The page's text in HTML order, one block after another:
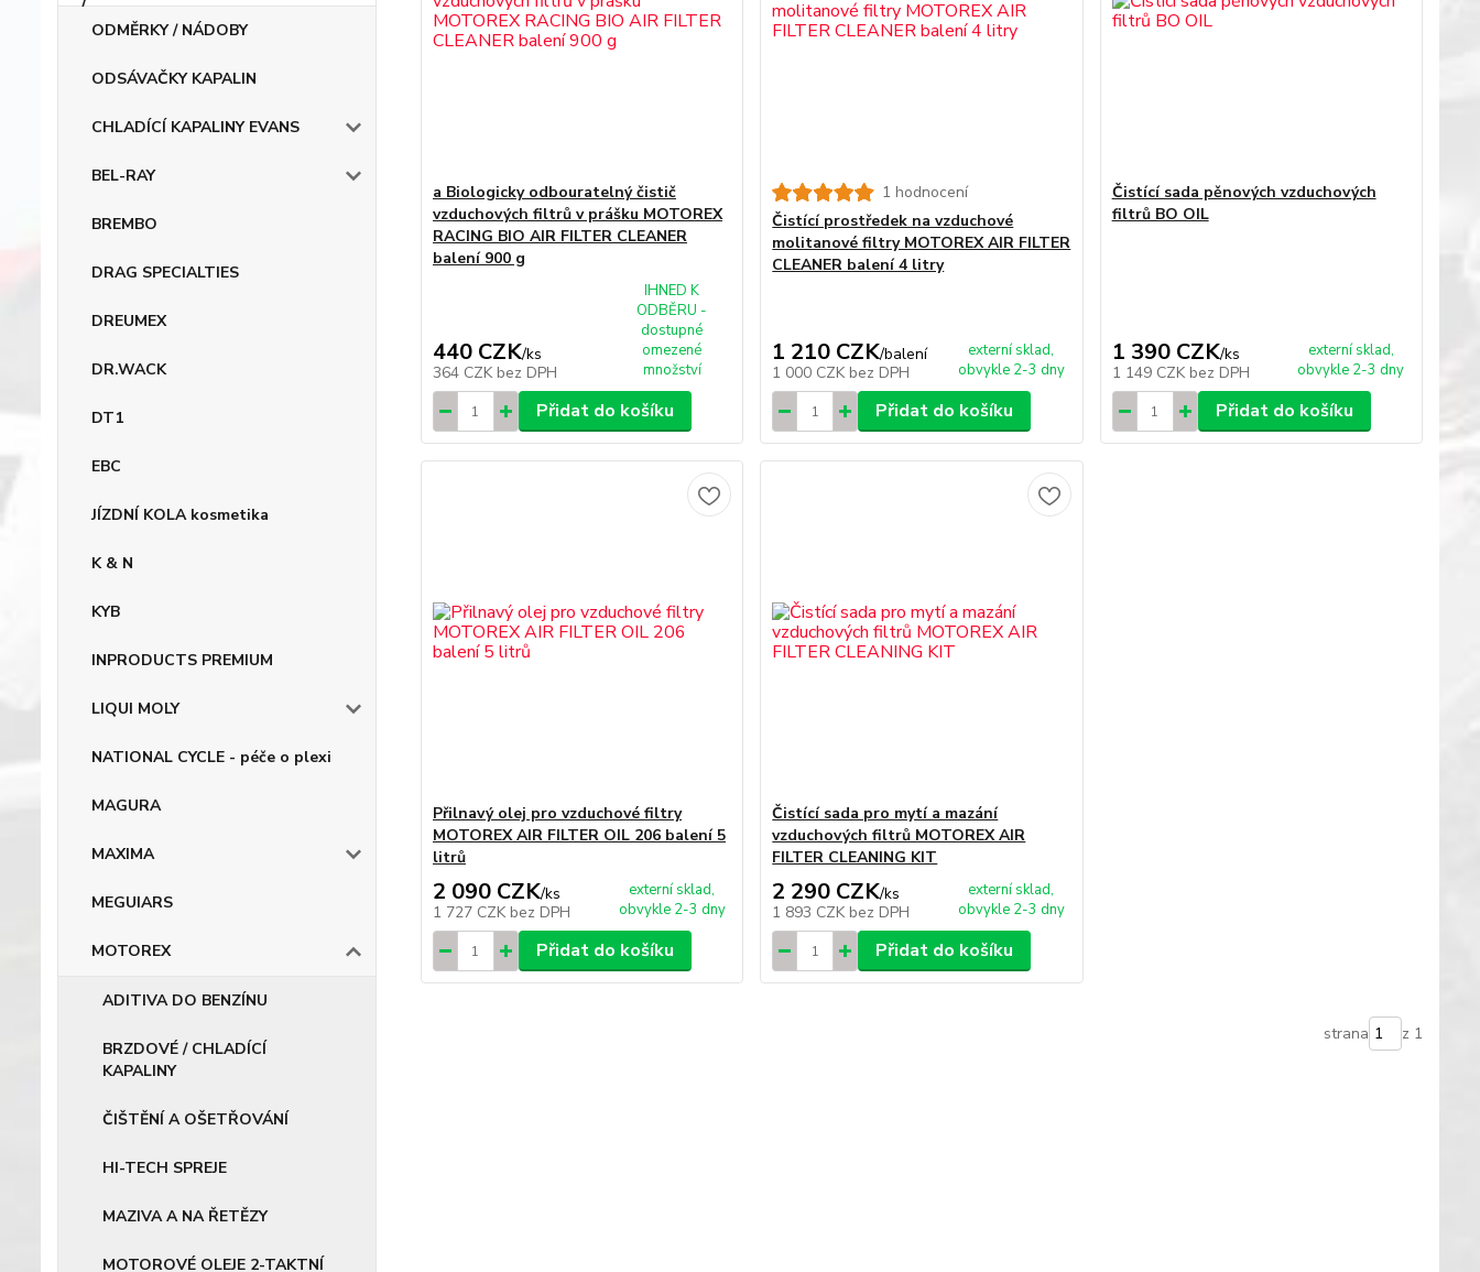
ODMĚRKY / NÁDOBY
ODSÁVAČKY KAPALIN
CHLADÍCÍ KAPALINY EVANS
BEL-RAY
BREMBO
DRAG SPECIALTIES
DREUMEX
DR.WACK
DT1
EBC
JÍZDNÍ KOLA kosmetika
K & N
KYB
INPRODUCTS PREMIUM
LIQUI MOLY
NATIONAL CYCLE - péče o plexi
MAGURA
MAXIMA
MEGUIARS
MOTOREX
ADITIVA DO BENZÍNU
BRZDOVÉ / CHLADÍCÍ
KAPALINY
ČIŠTĚNÍ A OŠETŘOVÁNÍ
HI-TECH SPREJE
MAZIVA A NA ŘETĚZY
MOTOROVÉ OLEJE 2-TAKTNÍ
a Biologicky odbouratelný čistič
vzduchových filtrů v prášku MOTOREX
RACING BIO AIR FILTER CLEANER
balení 900 g
440 CZK/ks
364 CZK bez DPH
IHNED K
ODBĚRU -
dostupné
omezené
množství
Přidat do košíku
1 hodnocení
Čistící prostředek na vzduchové
molitanové filtry MOTOREX AIR FILTER
CLEANER balení 4 litry
1 210 CZK/balení
1 000 CZK bez DPH
externí sklad,
obvykle 2-3 dny
Přidat do košíku
Čistící sada pěnových vzduchových
filtrů BO OIL
1 390 CZK/ks
1 149 CZK bez DPH
externí sklad,
obvykle 2-3 dny
Přidat do košíku
Přilnavý olej pro vzduchové filtry
MOTOREX AIR FILTER OIL 206 balení 5
litrů
2 090 CZK/ks
1 727 CZK bez DPH
externí sklad,
obvykle 2-3 dny
Přidat do košíku
Čistící sada pro mytí a mazání
vzduchových filtrů MOTOREX AIR
FILTER CLEANING KIT
2 290 CZK/ks
1 893 CZK bez DPH
externí sklad,
obvykle 2-3 dny
Přidat do košíku
strana z 1